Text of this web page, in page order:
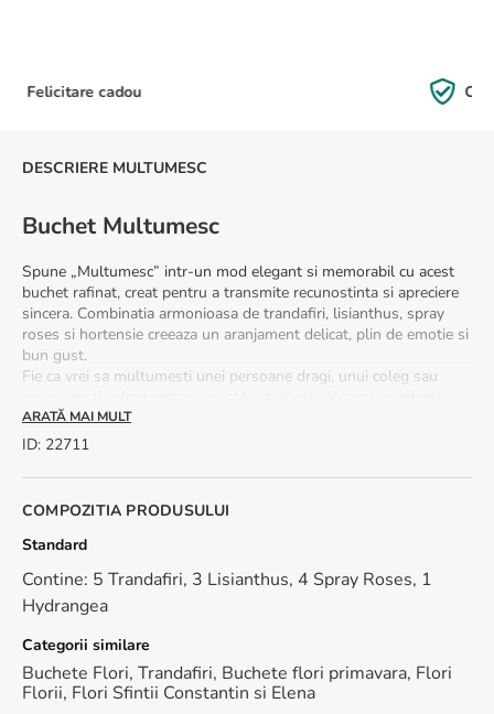
DESCRIERE MULTUMESC
Buchet Multumesc
Spune „Multumesc” intr-un mod elegant si memorabil cu acest
buchet rafinat, creat pentru a transmite recunostinta si apreciere
sincera. Combinatia armonioasa de trandafiri, lisianthus, spray
roses si hortensie creeaza un aranjament delicat, plin de emotie si
bun gust.
Fie ca vrei sa multumesti unei persoane dragi, unui coleg sau
pentru a transforma un simplu gest intr-un moment special.
trandafiri
lisianthus
spray roses
✨ Beneficii exclusive:
✅ Livrare rapidă în 2-4 ore, în peste 100 de orașe din România
✅ Felicitare cadou inclusă – adaugă un mesaj personalizat pentru
un impact emoțional puternic.
ARATĂ MAI MULT
ID: 22711
COMPOZITIA PRODUSULUI
Standard
Contine: 5 Trandafiri, 3 Lisianthus, 4 Spray Roses, 1
Hydrangea
Categorii similare
Buchete Flori, Trandafiri, Buchete flori primavara, Flori
Florii, Flori Sfintii Constantin si Elena